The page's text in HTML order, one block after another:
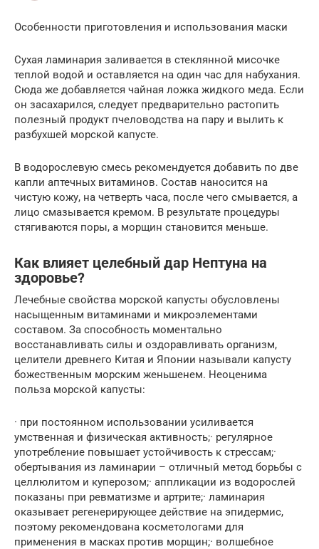
Особенности приготовления и использования маски
Сухая ламинария заливается в стеклянной мисочке
теплой водой и оставляется на один час для набухания.
Сюда же добавляется чайная ложка жидкого меда. Если
он засахарился, следует предварительно растопить
полезный продукт пчеловодства на пару и вылить к
разбухшей морской капусте.
В водорослевую смесь рекомендуется добавить по две
капли аптечных витаминов. Состав наносится на
чистую кожу, на четверть часа, после чего смывается, а
лицо смазывается кремом. В результате процедуры
стягиваются поры, а морщин становится меньше.
Как влияет целебный дар Нептуна на
здоровье?
Лечебные свойства морской капусты обусловлены
насыщенным витаминами и микроэлементами
составом. За способность моментально
восстанавливать силы и оздоравливать организм,
целители древнего Китая и Японии называли капусту
божественным морским женьшенем. Неоценима
польза морской капусты:
· при постоянном использовании усиливается
умственная и физическая активность;· регулярное
употребление повышает устойчивость к стрессам;·
обертывания из ламинарии – отличный метод борьбы с
целлюлитом и куперозом;· аппликации из водорослей
показаны при ревматизме и артрите;· ламинария
оказывает регенерирующее действие на эпидермис,
поэтому рекомендована косметологами для
применения в масках против морщин;· волшебное